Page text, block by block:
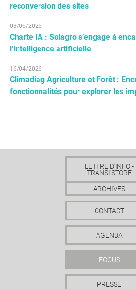
reconversion des sites
03/06/2026
Charte IA : Solagro s’engage à
l’intelligence artificielle
16/04/2026
Climadiag Agriculture et Forêt :
fonctionnalités pour explorer les
LETTRE D'INFO -
TRANSI'STORE
ARCHIVES
CONTACT
AGENDA
FOCUS
PRESSE